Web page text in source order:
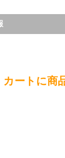
カートに商